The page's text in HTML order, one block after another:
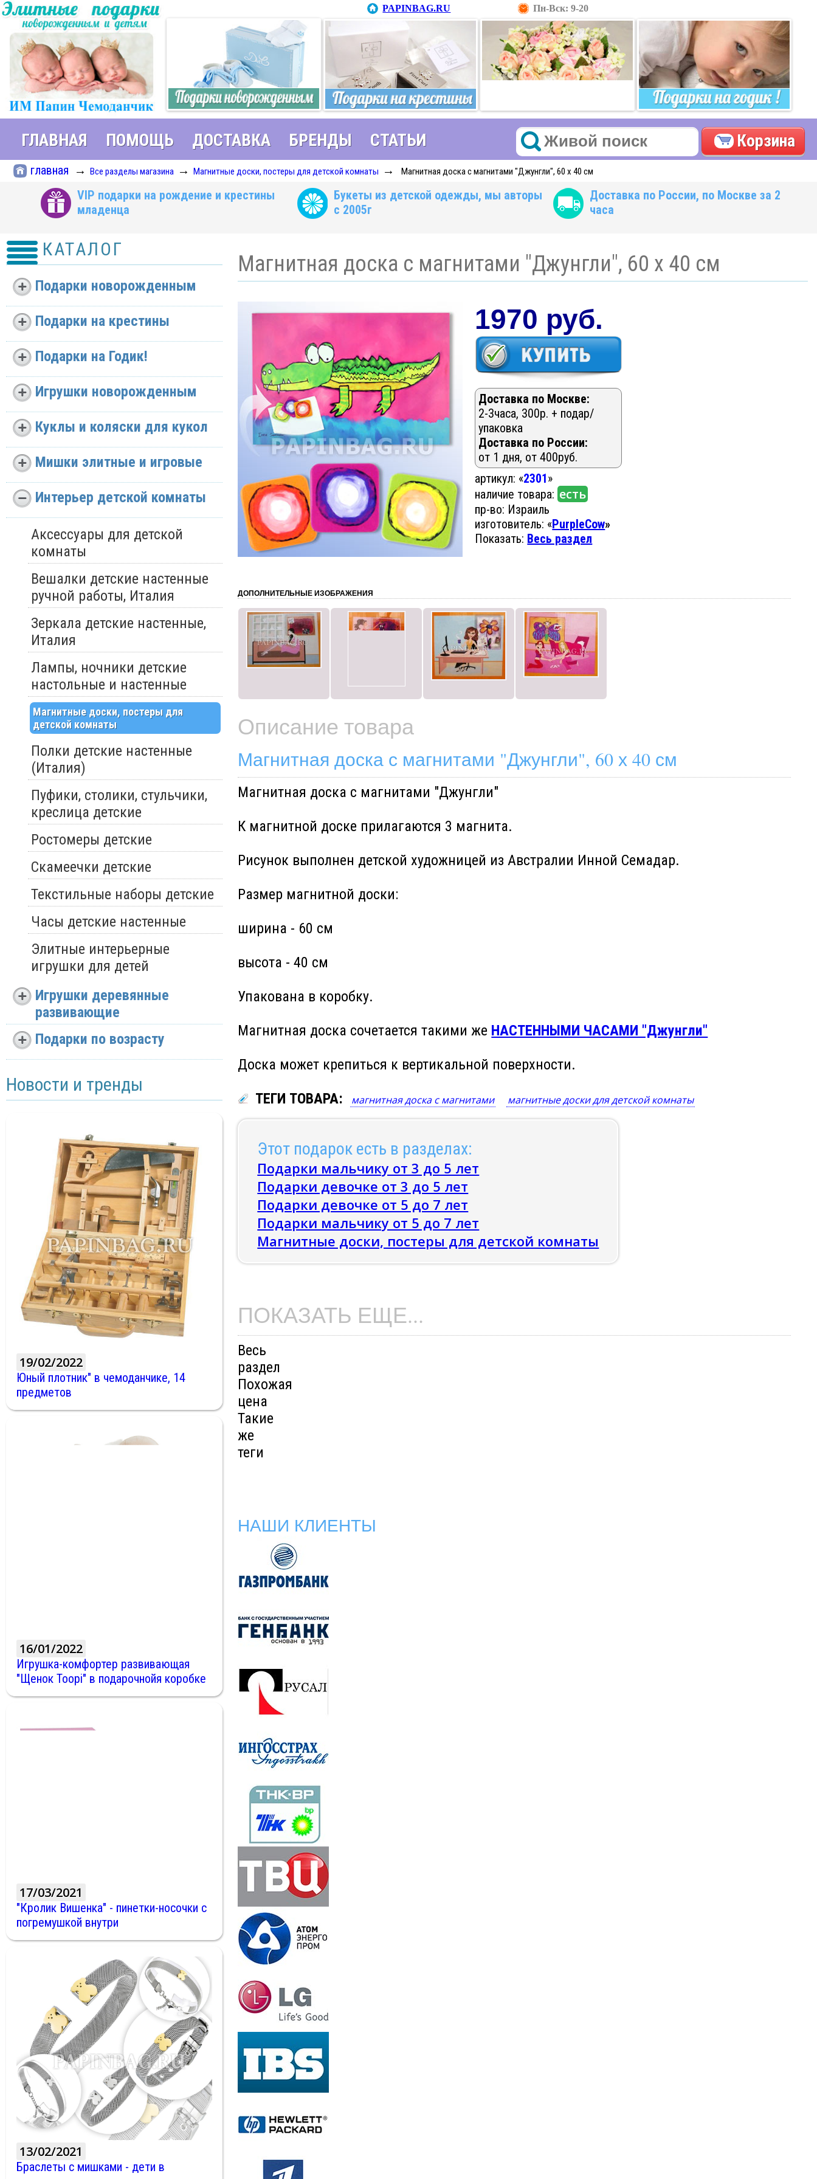
PAPINBAG.RU Пн-Вск: 9-20
ГЛАВНАЯ ПОМОЩЬ ДОСТАВКА БРЕНДЫ СТАТЬИ Корзина
главная → Все разделы магазина → Магнитные доски, постеры для детской комнаты → Магнитная доска с магнитами "Джунгли", 60 х 40 см
VIP подарки на рождение и крестины
младенца
Букеты из детской одежды, мы авторы
с 2005г
Доставка по России, по Москве за 2
часа
КАТАЛОГ
Подарки новорожденным
Подарки на крестины
Подарки на Годик!
Игрушки новорожденным
Куклы и коляски для кукол
Мишки элитные и игровые
Интерьер детской комнаты
Аксессуары для детской
комнаты
Вешалки детские настенные
ручной работы, Италия
Зеркала детские настенные,
Италия
Лампы, ночники детские
настольные и настенные
Магнитные доски, постеры для
детской комнаты
Полки детские настенные
(Италия)
Пуфики, столики, стульчики,
креслица детские
Ростомеры детские
Скамеечки детские
Текстильные наборы детские
Часы детские настенные
Элитные интерьерные
игрушки для детей
Игрушки деревянные
развивающие
Подарки по возрасту
Новости и тренды
19/02/2022
Юный плотник" в чемоданчике, 14
предметов
16/01/2022
Игрушка-комфортер развивающая
"Щенок Toopi" в подарочнойя коробке
17/03/2021
"Кролик Вишенка" - пинетки-носочки с
погремушкой внутри
13/02/2021
Браслеты с мишками - дети в
Магнитная доска с магнитами "Джунгли", 60 х 40 см
1970 руб.
Доставка по Москве:
2-3часа, 300р. + подар/
упаковка
Доставка по России:
от 1 дня, от 400руб.
артикул: «2301»
наличие товара: есть
пр-во: Израиль
изготовитель: «PurpleCow»
Показать: Весь раздел
ДОПОЛНИТЕЛЬНЫЕ ИЗОБРАЖЕНИЯ
Описание товара
Магнитная доска с магнитами "Джунгли", 60 х 40 см
Магнитная доска с магнитами "Джунгли"
К магнитной доске прилагаются 3 магнита.
Рисунок выполнен детской художницей из Австралии Инной Семадар.
Размер магнитной доски:
ширина - 60 см
высота - 40 см
Упакована в коробку.
Магнитная доска сочетается такими же НАСТЕННЫМИ ЧАСАМИ "Джунгли"
Доска может крепиться к вертикальной поверхности.
ТЕГИ ТОВАРА:
магнитная доска с магнитами магнитные доски для детской комнаты
Этот подарок есть в разделах:
Подарки мальчику от 3 до 5 лет
Подарки девочке от 3 до 5 лет
Подарки девочке от 5 до 7 лет
Подарки мальчику от 5 до 7 лет
Магнитные доски, постеры для детской комнаты
ПОКАЗАТЬ ЕЩЕ...
Весь
раздел
Похожая
цена
Такие
же
теги
НАШИ КЛИЕНТЫ